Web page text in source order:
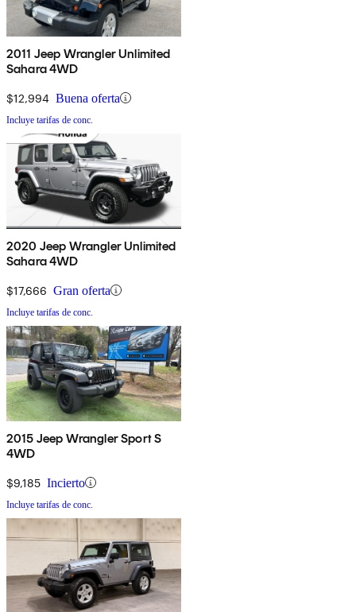
2011 Jeep Wrangler Unlimited
Sahara 4WD
$12,994 Buena oferta
Incluye tarifas de conc.
2020 Jeep Wrangler Unlimited
Sahara 4WD
$17,666 Gran oferta
Incluye tarifas de conc.
2015 Jeep Wrangler Sport S
4WD
$9,185 Incierto
Incluye tarifas de conc.